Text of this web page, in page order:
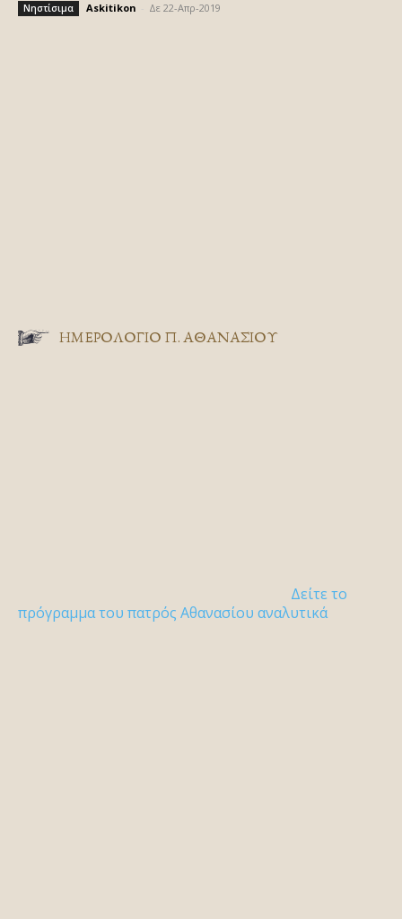
Νηστίσιμα Askitikon Δε 22-Απρ-2019
ΗΜΕΡΟΛΟΓΙΟ Π. ΑΘΑΝΑΣΙΟΥ
Δείτε το
πρόγραμμα του πατρός Αθανασίου αναλυτικά